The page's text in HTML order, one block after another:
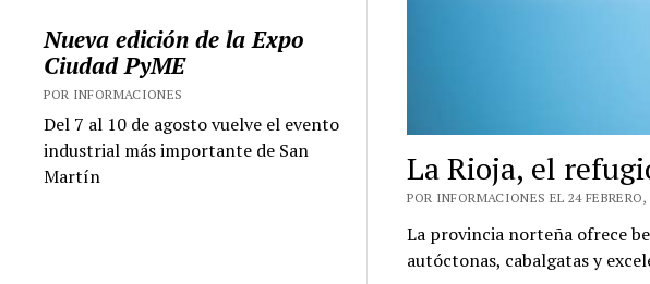
Nueva edición de la Expo
Ciudad PyME
POR INFORMACIONES
Del 7 al 10 de agosto vuelve el evento
industrial más importante de San
Martín
La Rioja, el
POR INFORMACIONES EL 24
La provincia norteña ofrece
autóctonas, cabalgatas y